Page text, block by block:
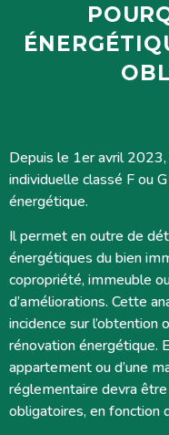
Depuis le 1er avril
individuelle classé F ou
énergétique.
Il permet en outre de
énergétiques du bien
copropriété, immeuble
d’améliorations. Cette
incidence sur l’obtention
rénovation énergétique.
appartement ou d’une
réglementaire devra
obligatoires, en fonction